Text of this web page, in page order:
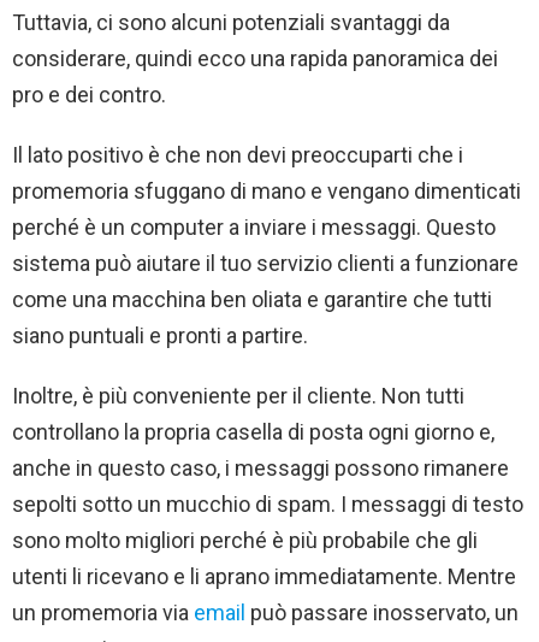
Tuttavia, ci sono alcuni potenziali svantaggi da
considerare, quindi ecco una rapida panoramica dei
pro e dei contro.
Il lato positivo è che non devi preoccuparti che i
promemoria sfuggano di mano e vengano dimenticati
perché è un computer a inviare i messaggi. Questo
sistema può aiutare il tuo servizio clienti a funzionare
come una macchina ben oliata e garantire che tutti
siano puntuali e pronti a partire.
Inoltre, è più conveniente per il cliente. Non tutti
controllano la propria casella di posta ogni giorno e,
anche in questo caso, i messaggi possono rimanere
sepolti sotto un mucchio di spam. I messaggi di testo
sono molto migliori perché è più probabile che gli
utenti li ricevano e li aprano immediatamente. Mentre
un promemoria via email può passare inosservato, un